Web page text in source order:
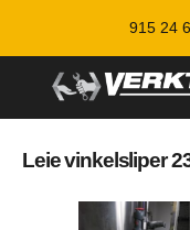
915 24
Leie vinkelsliper